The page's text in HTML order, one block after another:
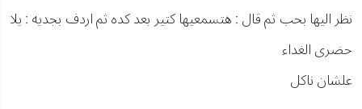
نظر اليها بحب ثم قال : هتسمعيها كتير بعد كده ثم اردف بجديه : يلا
حضرى الغداء
علشان ناكل